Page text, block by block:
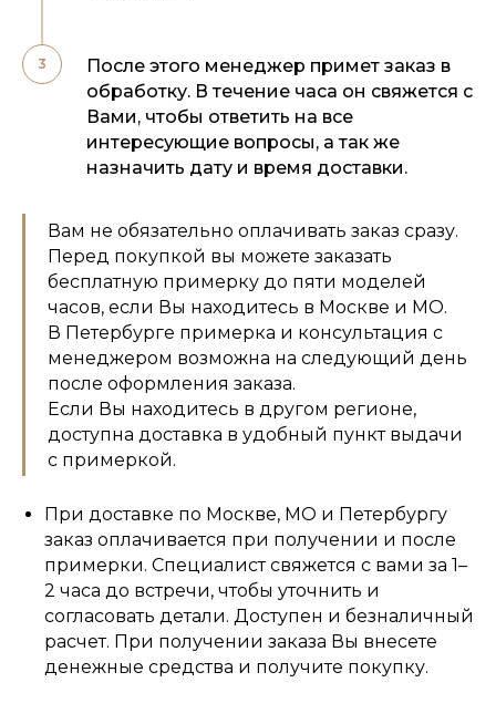
После этого менеджер примет заказ в
обработку. В течение часа он свяжется с
Вами, чтобы ответить на все
интересующие вопросы, а так же
назначить дату и время доставки.
Вам не обязательно оплачивать заказ сразу.
Перед покупкой вы можете заказать
бесплатную примерку до пяти моделей
часов, если Вы находитесь в Москве и МО.
В Петербурге примерка и консультация с
менеджером возможна на следующий день
после оформления заказа.
Если Вы находитесь в другом регионе,
доступна доставка в удобный пункт выдачи
с примеркой.
При доставке по Москве, МО и Петербургу
заказ оплачивается при получении и после
примерки. Специалист свяжется с вами за 1–
2 часа до встречи, чтобы уточнить и
согласовать детали. Доступен и безналичный
расчет. При получении заказа Вы внесете
денежные средства и получите покупку.